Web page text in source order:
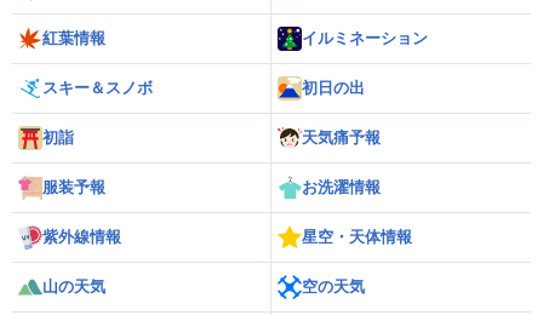
紅葉情報 イルミネーション
スキー＆スノボ 初日の出
初詣 天気痛予報
服装予報 お洗濯情報
紫外線情報 星空・天体情報
山の天気 空の天気